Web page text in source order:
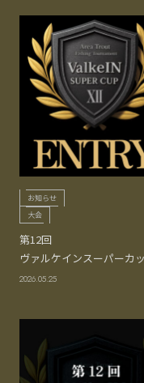
お知らせ
大会
第12回
ヴァルケインスーパーカ
2026.05.25